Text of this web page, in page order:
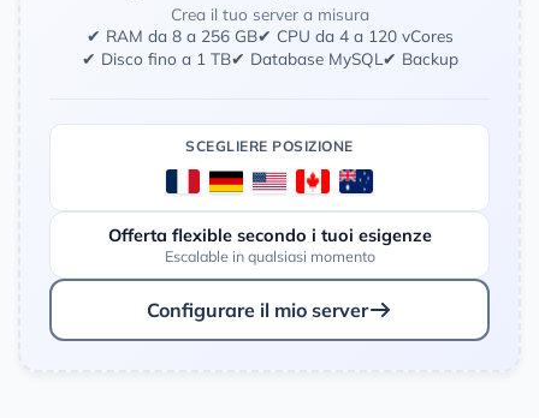
Crea il tuo server a misura
✔ RAM da 8 a 256 GB✔ CPU da 4 a 120 vCores
✔ Disco fino a 1 TB✔ Database MySQL ✔ Backup
SCEGLIERE POSIZIONE
Offerta flexible secondo i tuoi esigenze
Escalable in qualsiasi momento
Configurare il mio server